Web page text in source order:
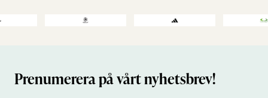
Prenumerera på vårt nyhetsbrev!